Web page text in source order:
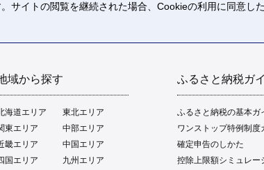
域から探す
海道エリア
東北エリア
東エリア
中部エリア
畿エリア
中国エリア
国エリア
九州エリア
ふるさと納税ガ
ふるさと納税の基本ガ
ワンストップ特例制度
確定申告のしかた
控除上限額シミュレー
イトの閲覧を継続された場合、Cookieの利用に同意し